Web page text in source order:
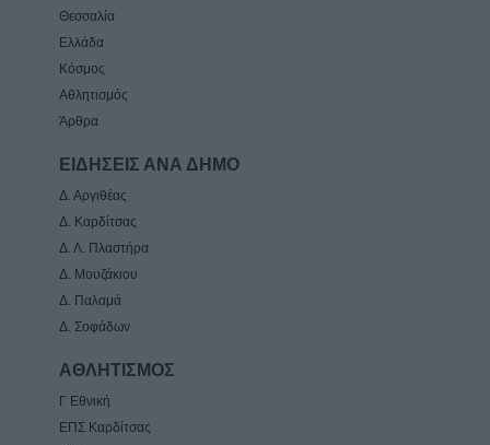
Θεσσαλία
Ελλάδα
Κόσμος
Αθλητισμός
Άρθρα
ΕΙΔΗΣΕΙΣ ΑΝΑ ΔΗΜΟ
Δ. Αργιθέας
Δ. Καρδίτσας
Δ. Λ. Πλαστήρα
Δ. Μουζάκιου
Δ. Παλαμά
Δ. Σοφάδων
ΑΘΛΗΤΙΣΜΟΣ
Γ Εθνική
ΕΠΣ Καρδίτσας